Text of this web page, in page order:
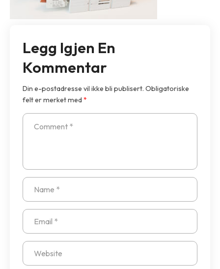
Legg Igjen En
Kommentar
Din e-postadresse vil ikke bli publisert. Obligatoriske
felt er merket med*